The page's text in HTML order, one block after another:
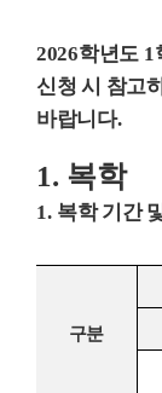
2026학년도 1
신청 시 참고
바랍니다.
1. 복학
1. 복학 기간
구분